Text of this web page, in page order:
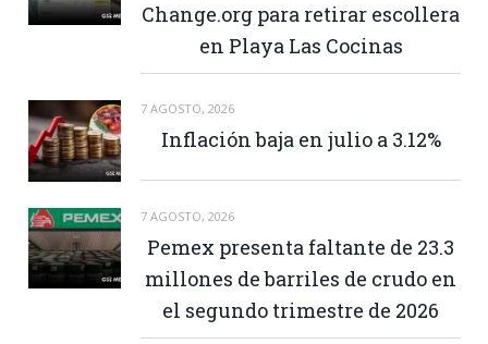
Change.org para retirar escollera
en Playa Las Cocinas
7 AGOSTO, 2026
Inflación baja en julio a 3.12%
7 AGOSTO, 2026
Pemex presenta faltante de 23.3
millones de barriles de crudo en
el segundo trimestre de 2026